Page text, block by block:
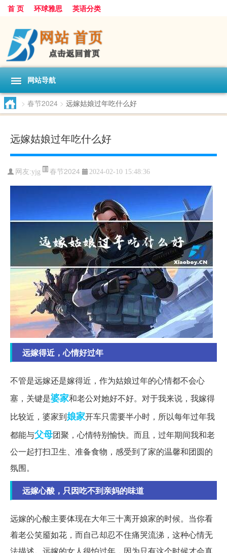
首 页 环球雅思 英语分类
网站导航
> 春节2024 > 远嫁姑娘过年吃什么好
远嫁姑娘过年吃什么好
网友:yjg 春节2024 2024-02-10 15:48:36
远嫁得近，心情好过年
不管是远嫁还是嫁得近，作为姑娘过年的心情都不会心
塞，关键是婆家和老公对她好不好。对于我来说，我嫁得
比较近，婆家到娘家开车只需要半小时，所以每年过年我
都能与父母团聚，心情特别愉快。而且，过年期间我和老
公一起打扫卫生、准备食物，感受到了家的温馨和团圆的
氛围。
远嫁心酸，只因吃不到亲妈的味道
远嫁的心酸主要体现在大年三十离开娘家的时候。当你看
着老公笑靥如花，而自己却忍不住痛哭流涕，这种心情无
法描述。远嫁的女人很怕过年，因为只有这个时候才会真